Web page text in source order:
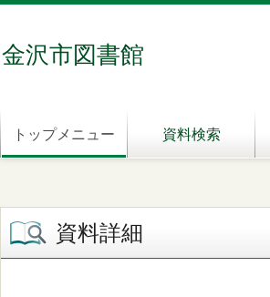
金沢市図書館
トップメニュー 資料検索
資料詳細